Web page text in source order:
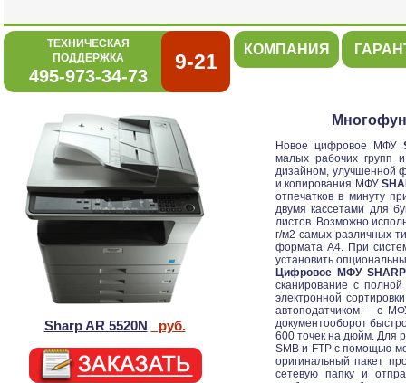
ТЕХНИЧЕСКАЯ
ПОДДЕРЖКА
495-973-34-73
9-21
КОМПАНИЯ
Sharp AR 5520N руб.
Новое цифровое МФУ
малых рабочих групп
дизайном, улучшенной
и копирования МФУ
отпечатков в минуту
двумя кассетами для
листов. Возможно
г/м2 самых различных
формата А4. При
установить
Цифровое МФУ
сканирование с
электронной
автоподатчиком – с
документооборот
600 точек на дюйм. Для
SMB и FTP с помощью
оригинальный пакет
сетевую папку и